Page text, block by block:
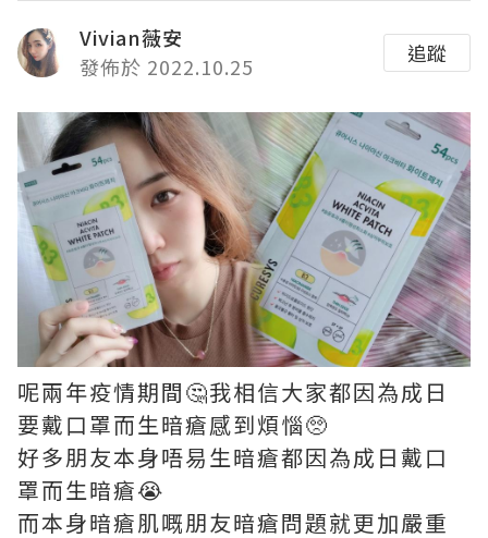
Vivian薇安
發佈於 2022.10.25
追蹤
呢兩年疫情期間🤔我相信大家都因為成日
要戴口罩而生暗瘡感到煩惱🥺
好多朋友本身唔易生暗瘡都因為成日戴口
罩而生暗瘡😭
而本身暗瘡肌嘅朋友暗瘡問題就更加嚴重